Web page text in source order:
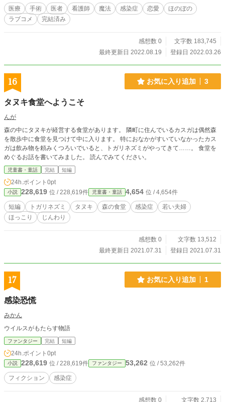
ディの腕にかかっていた。 天才的な技術を持ちながら、今日も病院はガラガ
ラ。閑古鳥が鳴くライス総合外科病院。 果たしてパディ・ライスは毎月の家
賃を支払うことができるのか。 僧侶のサーキスが求める幸せとは。 小説家
医療 手術 医者 看護師 魔法 感染症 恋愛
ほのぼの
ラブコメ
完結済み
感想数 0
文字数 183,745
最終更新日 2022.08.19
登録日 2022.03.26
16 お気に入り追加 3
タヌキ食堂へようこそ
んが
森の中にタヌキが経営する食堂があります。 隣町に住んでいるカスガは偶然森
を散歩中に食堂を見つけて中に入ります。 特におなかがすいていなかったカス
ガは飲み物を頼みくつろいでいると、トガリネズミがやってきて……。 食堂を
めぐるお話を書いてみました。 読んでみてください。
児童書・童話 完結 短編
24h.ポイント 0pt
小説 228,619 位 / 228,619件 児童書・童話 4,654 位 / 4,654件
短編 トガリネズミ タヌキ 森の食堂 感染症
若い夫婦
ほっこり
じんわり
感想数 0
文字数 13,512
最終更新日 2021.07.31
登録日 2021.07.31
17 お気に入り追加 1
感染恐慌
みかん
ウイルスがもたらす物語
ファンタジー 完結 短編
24h.ポイント 0pt
小説 228,619 位 / 228,619件 ファンタジー 53,262 位 / 53,262件
フィクション 感染症
感想数 0
文字数 2,713